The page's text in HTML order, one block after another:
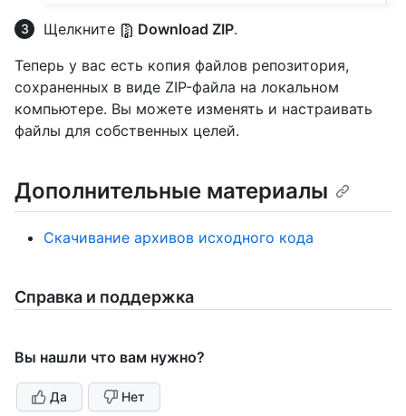
Щелкните Download ZIP.
Теперь у вас есть копия файлов репозитория,
сохраненных в виде ZIP-файла на локальном
компьютере. Вы можете изменять и настраивать
файлы для собственных целей.
Дополнительные материалы
Скачивание архивов исходного кода
Справка и поддержка
Вы нашли что вам нужно?
Да Нет